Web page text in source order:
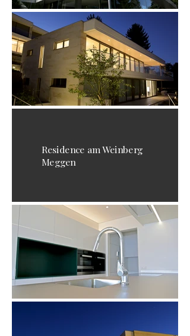
Residence am Weinberg
Meggen